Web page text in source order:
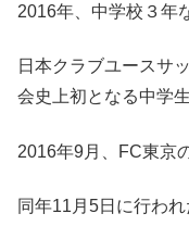
2016年、中学校３年
日本クラブユースサ
会史上初となる中学
2016年9月、FC東京
同年11月5日に行わ